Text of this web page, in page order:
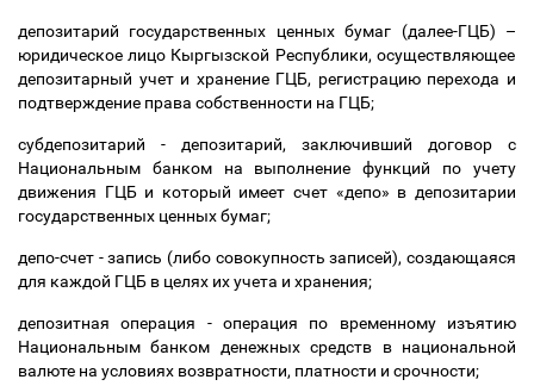
депозитарий государственных ценных бумаг (далее-ГЦБ) –
юридическое лицо Кыргызской Республики, осуществляющее
депозитарный учет и хранение ГЦБ, регистрацию перехода и
подтверждение права собственности на ГЦБ;
субдепозитарий - депозитарий, заключивший договор с
Национальным банком на выполнение функций по учету
движения ГЦБ и который имеет счет «депо» в депозитарии
государственных ценных бумаг;
депо-счет - запись (либо совокупность записей), создающаяся
для каждой ГЦБ в целях их учета и хранения;
депозитная операция - операция по временному изъятию
Национальным банком денежных средств в национальной
валюте на условиях возвратности, платности и срочности;